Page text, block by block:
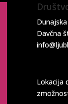
Davčna
Lokacija